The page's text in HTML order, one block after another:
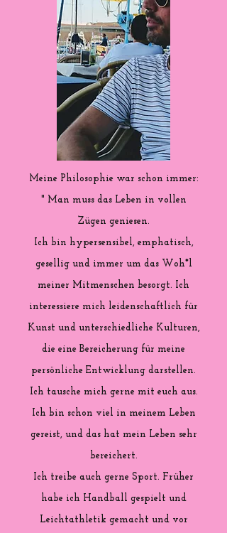
Meine Philosophie war schon immer:
" Man muss das Leben in vollen
Zügen geniesen.
Ich bin hypersensibel, emphatisch,
gesellig und immer um das Woh*l
meiner Mitmenschen besorgt. Ich
interessiere mich leidenschaftlich für
Kunst und unterschiedliche Kulturen,
die eine Bereicherung für meine
persönliche Entwicklung darstellen.
Ich tausche mich gerne mit euch aus.
Ich bin schon viel in meinem Leben
gereist, und das hat mein Leben sehr
bereichert.
Ich treibe auch gerne Sport. Früher
habe ich Handball gespielt und
Leichtathletik gemacht und vor